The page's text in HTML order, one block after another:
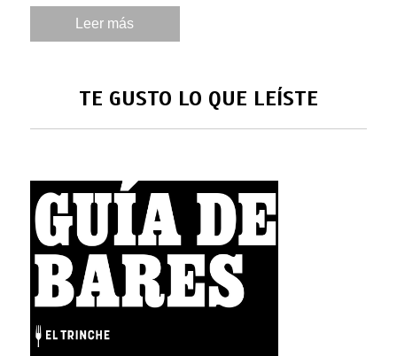
Leer más
TE GUSTO LO QUE LEÍSTE